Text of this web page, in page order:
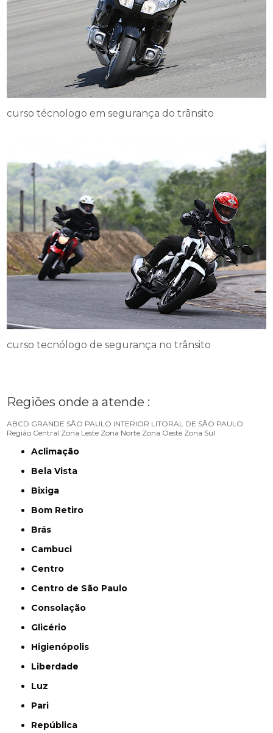
curso técnologo em segurança do trânsito
curso tecnólogo de segurança no trânsito
Regiões onde a atende :
ABCD GRANDE SÃO PAULO INTERIOR LITORAL DE SÃO PAULO
Região Central Zona Leste Zona Norte Zona Oeste Zona Sul
Aclimação
Bela Vista
Bixiga
Bom Retiro
Brás
Cambuci
Centro
Centro de São Paulo
Consolação
Glicério
Higienópolis
Liberdade
Luz
Pari
República